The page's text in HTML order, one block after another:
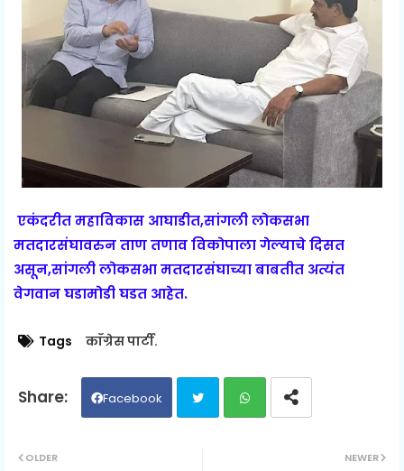
एकंदरीत महाविकास आघाडीत,सांगली लोकसभा
मतदारसंघावरुन ताण तणाव विकोपाला गेल्याचे दिसत
असून,सांगली लोकसभा मतदारसंघाच्या बाबतीत अत्यंत
वेगवान घडामोडी घडत आहेत.
Tags काँग्रेस पार्टी.
Facebook
NEWER
OLDER